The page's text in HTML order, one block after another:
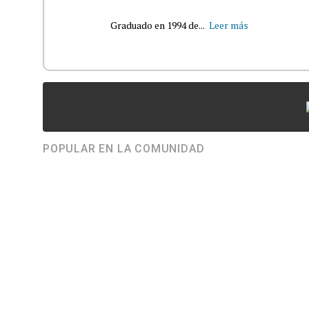
Graduado en 1994 de... Leer más
POPULAR EN LA COMUNIDAD